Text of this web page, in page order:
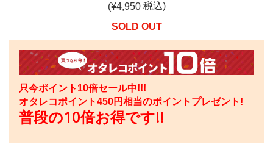
(¥4,950税込)
SOLD OUT
只今ポイント10倍セール中!!!
オタレコポイント450円相当のポイントプレゼント!
普段の10倍お得です!!